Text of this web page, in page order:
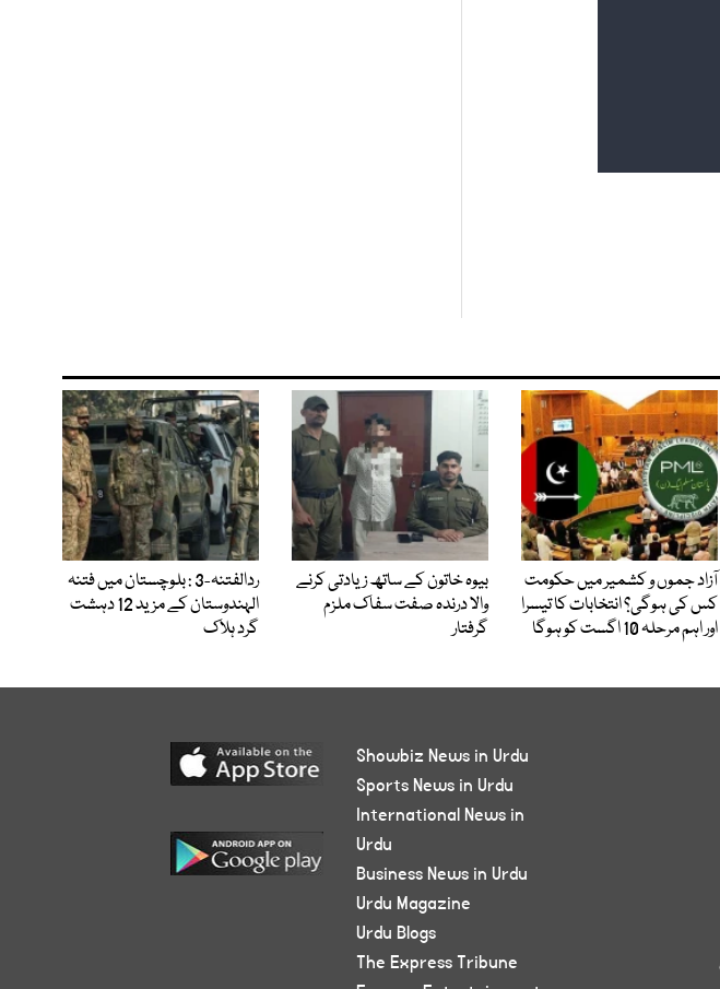
آزاد جموں و کشمیر میں حکومت
کس کی ہوگی؟ انتخابات کا تیسرا
اور اہم مرحلہ 10 اگست کو ہوگا
بیوہ خاتون کے ساتھ زیادتی کرنے
والا درندہ صفت سفاک ملزم
گرفتار
ردالفتنہ-3 : بلوچستان میں فتنہ
الہندوستان کے مزید 12 دہشت
گرد ہلاک
Showbiz News in Urdu
Sports News in Urdu
International News in
Urdu
Business News in Urdu
Urdu Magazine
Urdu Blogs
The Express Tribune